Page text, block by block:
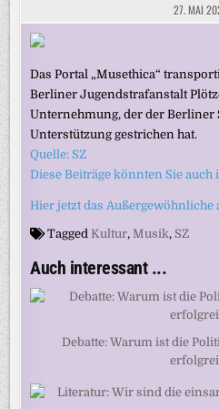
27. MAI
Das Portal „Musethica“
Berliner Jugendstrafanstalt
Unternehmung, der der Berliner
Unterstützung gestrichen hat.
Quelle: SZ
Diese Beiträge könnten Sie
Hier jetzt das Außergewöhnliche
Tagged Kultur, Musik, SZ
Auch interessant ...
Debatte: Warum ist die